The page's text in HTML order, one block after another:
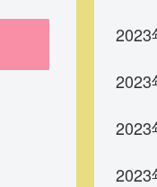
2023
2023
2023
2023